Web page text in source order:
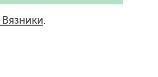
.